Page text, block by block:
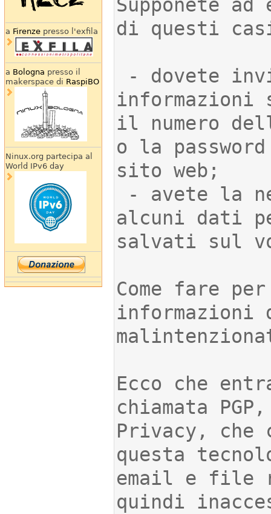
a Firenzepresso l'exfila
a Bologna presso il
makerspace di RaspiBO
Ninux.org partecipa al
World IPv6 day
Supponete
informazioni
il numero
o la
alcuni dati
Come fare
informazioni
Ecco che
chiamata
Privacy,
questa
email e file
quindi